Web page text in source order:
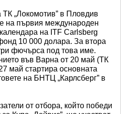
ТК „Локомотив” в Пловдив
на първия международен
на ITF Carlsberg
10 000 долара. За втора
фючърса под това име.
във Варна от 20 май (ТК
май стартира основната
на БНТЦ „Карлсберг” в
от отбора, който победи